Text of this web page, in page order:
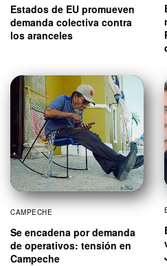
Estados de EU promueven
demanda colectiva contra
los aranceles
CAMPECHE
Se encadena por demanda
de operativos: tensión en
Campeche